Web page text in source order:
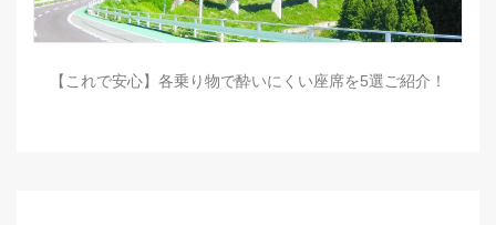
【これで安心】各乗り物で酔いにくい座席を5選ご紹介！